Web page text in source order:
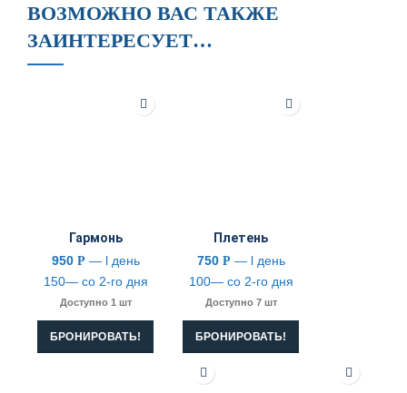
ВОЗМОЖНО ВАС ТАКЖЕ
ЗАИНТЕРЕСУЕТ…
Гармонь
950 Р — l день
150— со 2-го дня
Доступно 1 шт
БРОНИРОВАТЬ!
Плетень
750 Р — l день
100— со 2-го дня
Доступно 7 шт
БРОНИРОВАТЬ!